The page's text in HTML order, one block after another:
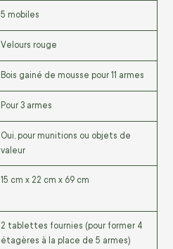
5 mobiles
Velours rouge
Bois gainé de mousse pour 11 armes
Pour 3 armes
Oui, pour munitions ou objets de
valeur
15 cm x 22 cm x 69 cm
2 tablettes fournies (pour former 4
étagères à la place de 5 armes)